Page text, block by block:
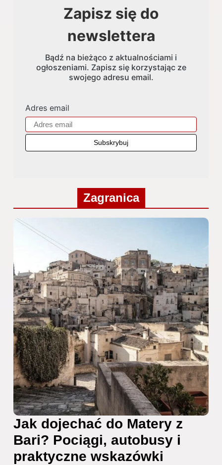
Zapisz się do
newslettera
Bądź na bieżąco z aktualnościami i
ogłoszeniami. Zapisz się korzystając ze
swojego adresu email.
Adres email
Zagranica
Jak dojechać do Matery z
Bari? Pociągi, autobusy i
praktyczne wskazówki